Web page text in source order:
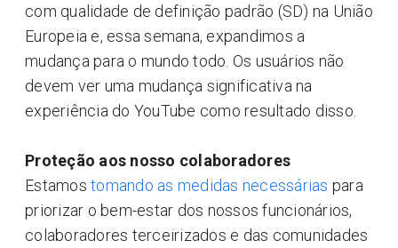
com qualidade de definição padrão (SD) na União
Europeia e, essa semana, expandimos a
mudança para o mundo todo. Os usuários não
devem ver uma mudança significativa na
experiência do YouTube como resultado disso.
Proteção aos nosso colaboradores
Estamos tomando as medidas necessárias para
priorizar o bem-estar dos nossos funcionários,
colaboradores terceirizados e das comunidades